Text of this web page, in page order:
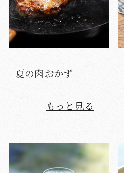
夏の肉おかず
もっと見る